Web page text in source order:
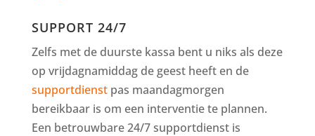
SUPPORT 24/7
Zelfs met de duurste kassa bent u niks als deze
op vrijdagnamiddag de geest heeft en de
supportdienstpas maandagmorgen
bereikbaar is om een interventie te plannen.
Een betrouwbare 24/7 supportdienst is